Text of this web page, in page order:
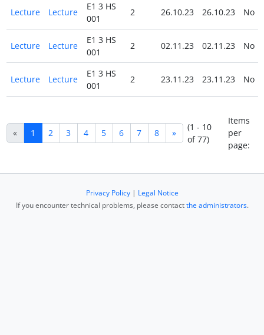
Lecture Lecture
E1 3 HS
001
2 26.10.23 26.10.23 No
Lecture Lecture
E1 3 HS
001
2 02.11.23 02.11.23 No
Lecture Lecture
E1 3 HS
001
2 23.11.23 23.11.23 No
« 1 2 3 4 5 6 7 8 »
(1 - 10
of 77)
Items
per
page:
Privacy Policy| Legal Notice
If you encounter technical problems, please contactthe administrators.